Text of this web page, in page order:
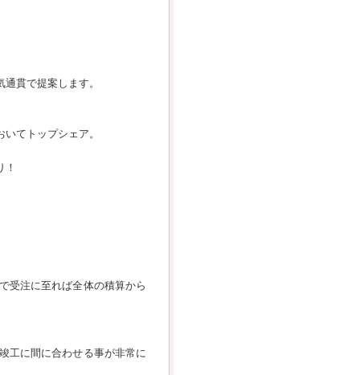
貫で提案します。
てトップシェア。
受注に至れば全体の積算から
工に間に合わせる事が非常に